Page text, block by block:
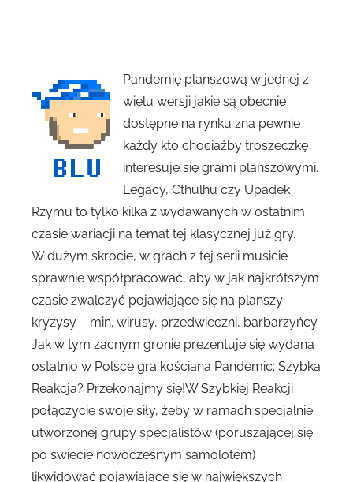
Pandemię planszową w jednej z
wielu wersji jakie są obecnie
dostępne na rynku zna pewnie
każdy kto chociażby troszeczkę
interesuje się grami planszowymi.
Legacy, Cthulhu czy Upadek
Rzymu to tylko kilka z wydawanych w ostatnim
czasie wariacji na temat tej klasycznej już gry.
W dużym skrócie, w grach z tej serii musicie
sprawnie współpracować, aby w jak najkrótszym
czasie zwalczyć pojawiające się na planszy
kryzysy – min. wirusy, przedwieczni, barbarzyńcy.
Jak w tym zacnym gronie prezentuje się wydana
ostatnio w Polsce gra kościana Pandemic: Szybka
Reakcja? Przekonajmy się!W Szybkiej Reakcji
połączycie swoje siły, żeby w ramach specjalnie
utworzonej grupy specjalistów (poruszającej się
po świecie nowoczesnym samolotem)
likwidować pojawiające się w największych